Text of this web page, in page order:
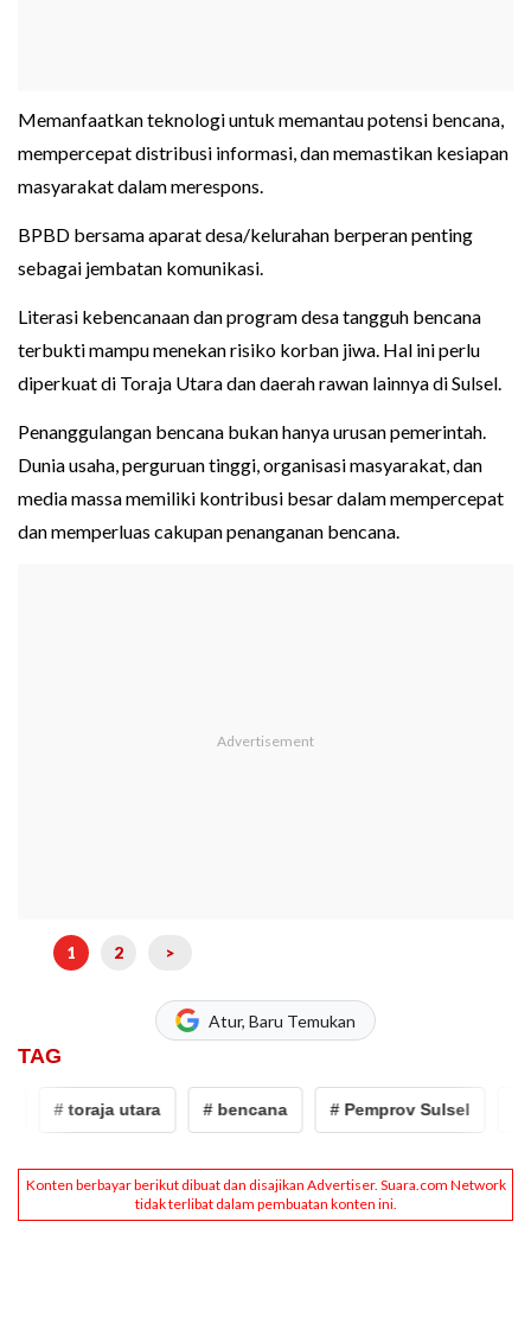
Memanfaatkan teknologi untuk memantau potensi bencana,
mempercepat distribusi informasi, dan memastikan kesiapan
masyarakat dalam merespons.
BPBD bersama aparat desa/kelurahan berperan penting
sebagai jembatan komunikasi.
Literasi kebencanaan dan program desa tangguh bencana
terbukti mampu menekan risiko korban jiwa. Hal ini perlu
diperkuat di Toraja Utara dan daerah rawan lainnya di Sulsel.
Penanggulangan bencana bukan hanya urusan pemerintah.
Dunia usaha, perguruan tinggi, organisasi masyarakat, dan
media massa memiliki kontribusi besar dalam mempercepat
dan memperluas cakupan penanganan bencana.
1 2 >
Atur, Baru Temukan
TAG
# toraja utara # bencana # Pemprov Sulsel